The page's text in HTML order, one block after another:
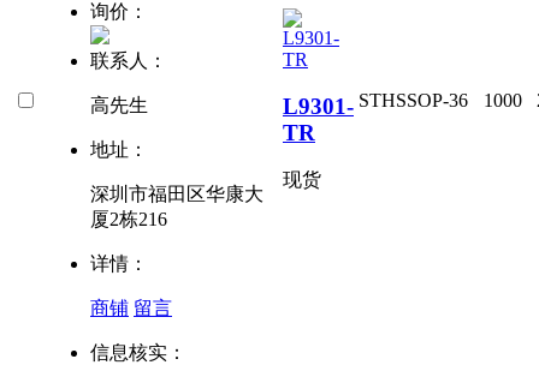
询价：
联系人：
高先生
地址：
深圳市福田区华康大
厦2栋216
详情：
商铺 留言
信息核实：
L9301-
TR
现货
STHSSOP-36 1000